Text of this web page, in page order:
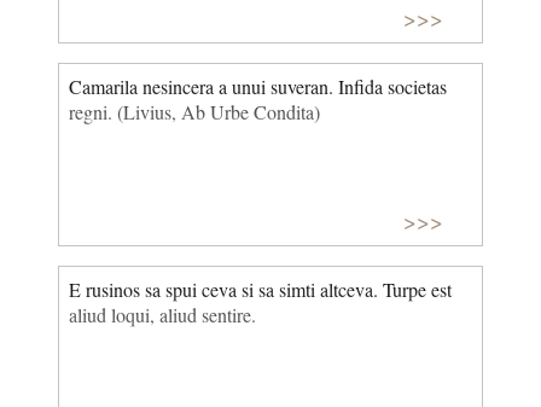
>>>
Camarila nesincera a unui suveran. Infida societas
regni. (Livius, Ab Urbe Condita)
>>>
E rusinos sa spui ceva si sa simti altceva. Turpe est
aliud loqui, aliud sentire.